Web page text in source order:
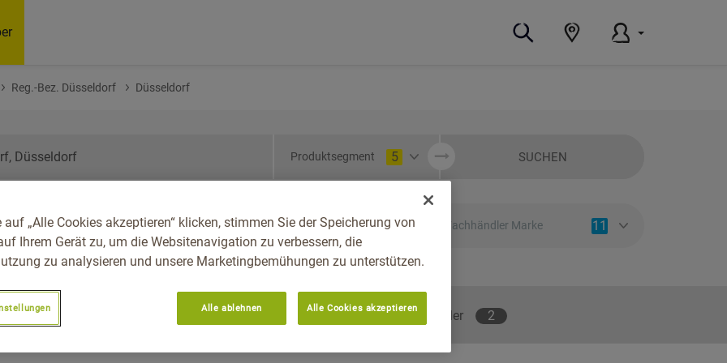
Reg.-Bez. Düsseldorf Düsseldorf
Produktsegment 5 SUCHEN
Westfalen, Reg.-
Fachhändler Marke 11
Empfohlene Fachhändler 2
auf „Alle Cookies akzeptieren“ klicken, stimmen Sie der Speicherung von
Ihrem Gerät zu, um die Websitenavigation zu verbessern, die
zu analysieren und unsere Marketingbemühungen zu unterstützen.
Alle ablehnen Alle Cookies akzeptieren